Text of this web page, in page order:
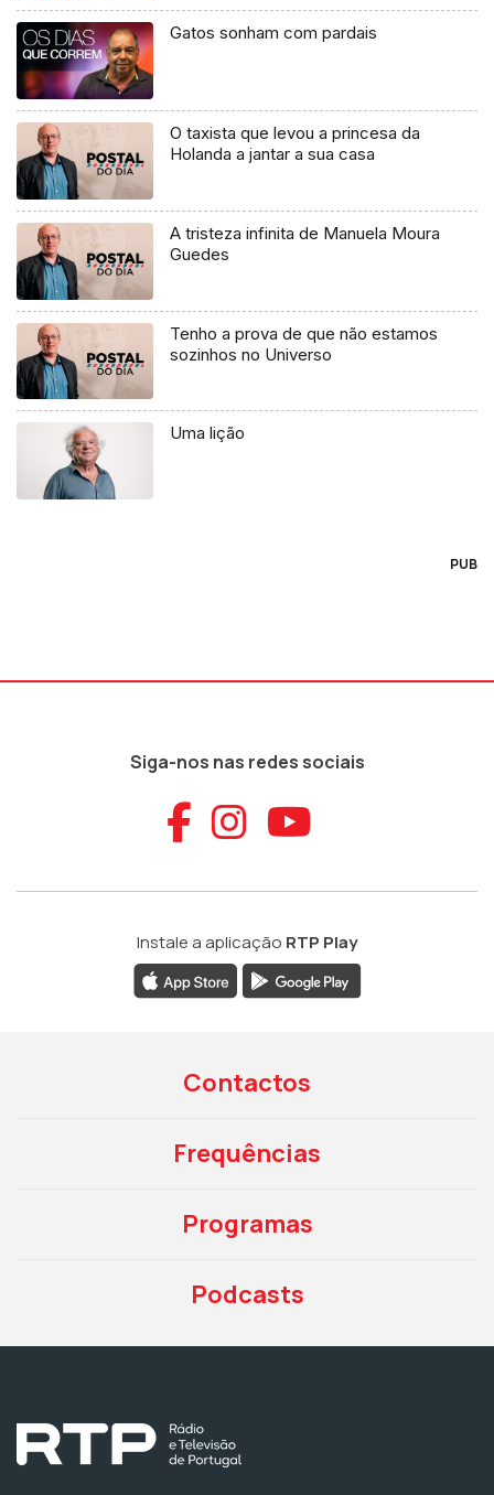
Gatos sonham com pardais
O taxista que levou a princesa da
Holanda a jantar a sua casa
A tristeza infinita de Manuela Moura
Guedes
Tenho a prova de que não estamos
sozinhos no Universo
Uma lição
PUB
Siga-nos nas redes sociais
Aceder ao
Aceder ao
Aceder
Instale a aplicação RTP Play
Contactos
Frequências
Programas
Podcasts